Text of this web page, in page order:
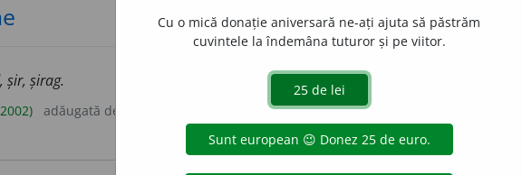
șir, șirag.
adăugată de
Cu o mică donație aniversară ne-ați ajuta să păstrăm
cuvintele la îndemâna tuturor și pe viitor.